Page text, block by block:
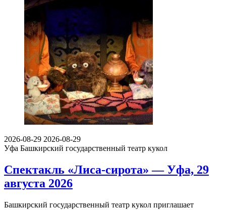
2026-08-29 2026-08-29
Уфа Башкирский государственный театр кукол
Спектакль «Лиса-сирота» — Уфа, 29
августа 2026
Башкирский государственный театр кукол приглашает